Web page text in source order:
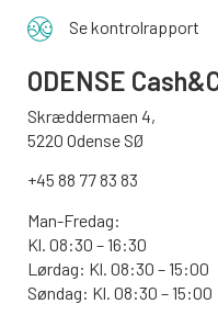
Se kontrolrapport
ODENSE
Skræddermaen 4,
5220 Odense SØ
+45 88 77 83 83
Man-Fredag:
Kl. 08:30 – 16:30
Lørdag: Kl. 08:30 – 15:00
Søndag: Kl. 08:30 – 15:00